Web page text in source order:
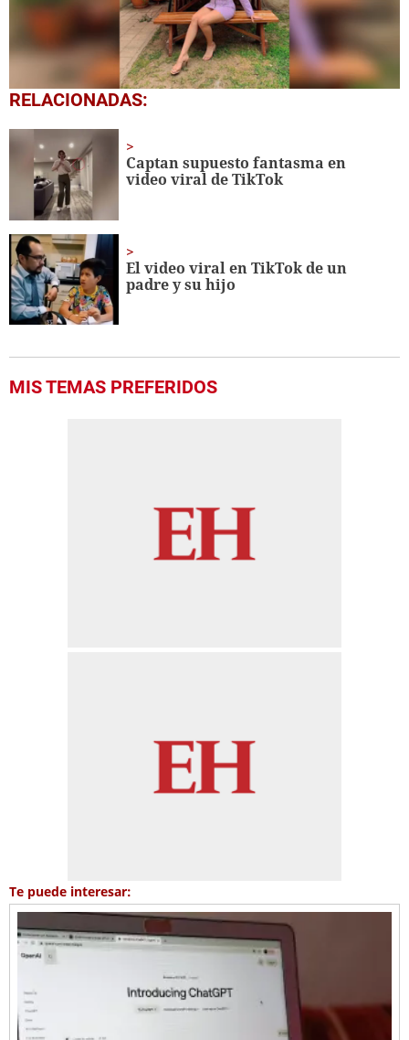
0
seconds
4
minutes,
seconds
RELACIONADAS:
Captan supuesto fantasma en
video viral de TikTok
El video viral en TikTok de un
padre y su hijo
MIS TEMAS PREFERIDOS
Te puede interesar: